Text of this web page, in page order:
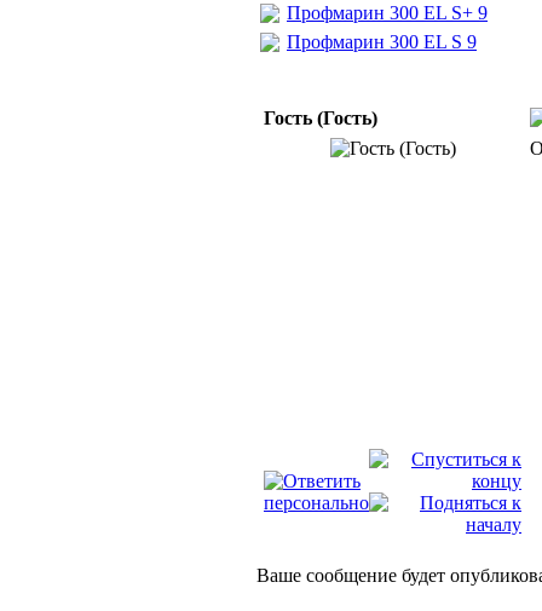
Профмарин 300 ЕL S+ 9
Профмарин 300 ЕL S 9
Гость (Гость)
Ваше сообщение будет